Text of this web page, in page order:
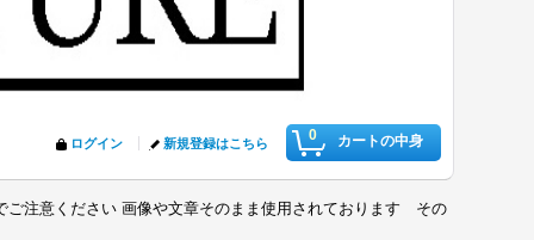
0 カートの中身
ログイン 新規登録はこちら
ご注意ください 画像や文章そのまま使用されております その